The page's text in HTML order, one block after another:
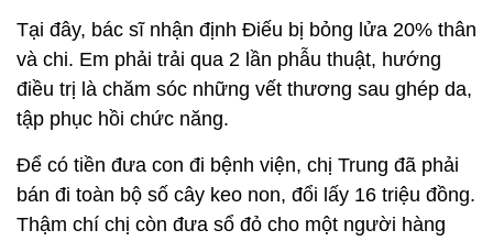
Tại đây, bác sĩ nhận định Điếu bị bỏng lửa 20% thân
và chi. Em phải trải qua 2 lần phẫu thuật, hướng
điều trị là chăm sóc những vết thương sau ghép da,
tập phục hồi chức năng.
Để có tiền đưa con đi bệnh viện, chị Trung đã phải
bán đi toàn bộ số cây keo non, đổi lấy 16 triệu đồng.
Thậm chí chị còn đưa sổ đỏ cho một người hàng